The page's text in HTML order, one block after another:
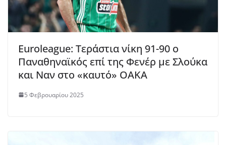
Euroleague: Τεράστια νίκη 91-90 ο
Παναθηναϊκός επί της Φενέρ με Σλούκα
και Ναν στο «καυτό» ΟΑΚΑ
5 Φεβρουαρίου 2025